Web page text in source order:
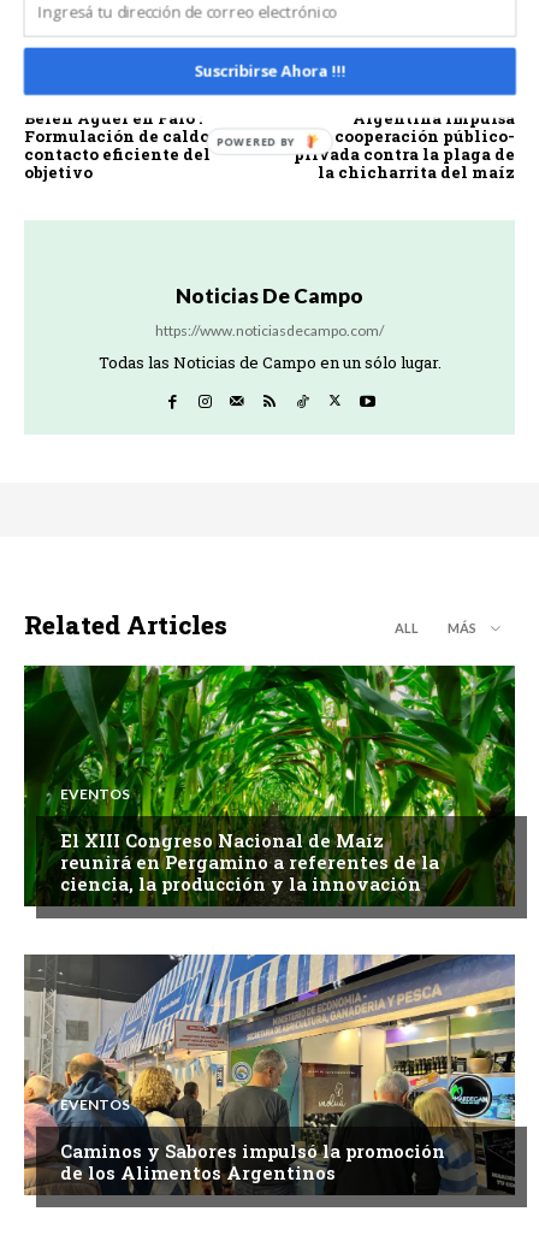
PUERTO NORTE
ROSY NARDI
Artículo anterior
Belén Aguer en Faro :
Formulación de caldos y
contacto eficiente del
objetivo
Artículo siguiente
Argentina impulsa
cooperación público-
privada contra la plaga de
la chicharrita del maíz
Noticias De Campo
https://www.noticiasdecampo.com/
Todas las Noticias de Campo en un sólo lugar.
Related Articles ALL MÁS
EVENTOS
El XIII Congreso Nacional de Maíz
reunirá en Pergamino a referentes de la
ciencia, la producción y la innovación
EVENTOS
Caminos y Sabores impulsó la promoción
de los Alimentos Argentinos
Suscribirse Ahora !!!